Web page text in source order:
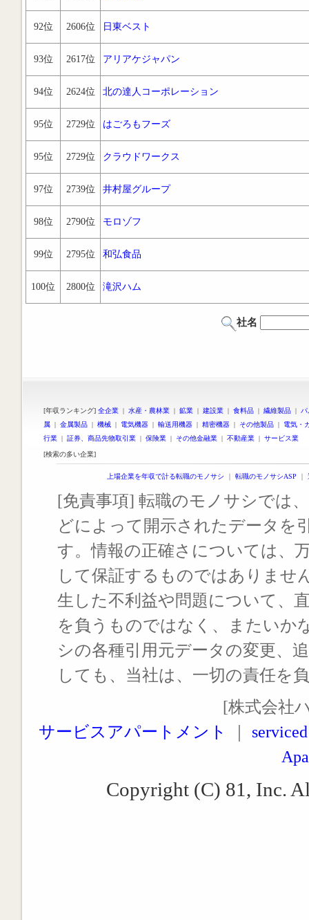
92位 2606位 日東ベスト
93位 2617位 アリアケジャパン
94位 2624位 北の達人コーポレーション
95位 2729位 はごろもフーズ
95位 2729位 クラウドワークス
97位 2739位 井村屋グループ
98位 2790位 モロゾフ
99位 2795位 和弘食品
100位 2800位 滝沢ハム
社名
[年収ランキング] 全企業 | 水産・農林業 | 鉱業 | 建設業 | 食料品 | 繊維製品 |
属 | 金属製品 | 機械 | 電気機器 | 輸送用機器 | 精密機器 | その他製品 | 電気・
行業 | 証券、商品先物取引業 | 保険業 | その他金融業 | 不動産業 | サービス業
[検索の多い企業]
上場企業を年収で計る転職のモノサシ ｜ 転職のモノサシASP ｜
[免責事項] 転職のモノサシでは
どによって開示されたデータを
す。情報の正確さについては、
して保証するものではありませ
生した不利益や問題について、
を負うものではなく、またいか
シの各種引用元データの変更、
しても、当社は、一切の責任を
[株式会社
サービスアパートメント
Copyright (C) 81, Inc.